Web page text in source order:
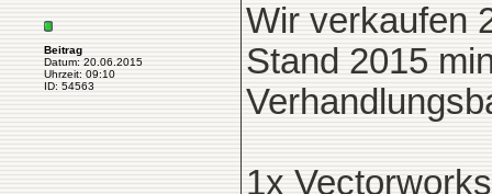
Beitrag
Datum: 20.06.2015
Uhrzeit: 09:10
ID: 54563
Wir verkaufen
Stand 2015
1x